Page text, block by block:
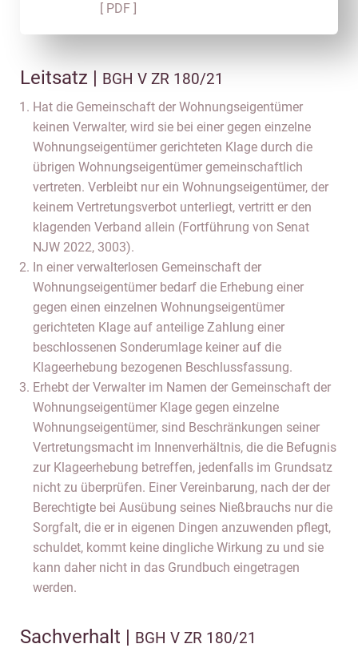
[ PDF ]
Leitsatz | BGH V ZR 180/21
Hat die Gemeinschaft der Wohnungseigentümer
keinen Verwalter, wird sie bei einer gegen einzelne
Wohnungseigentümer gerichteten Klage durch die
übrigen Wohnungseigentümer gemeinschaftlich
vertreten. Verbleibt nur ein Wohnungseigentümer, der
keinem Vertretungsverbot unterliegt, vertritt er den
klagenden Verband allein (Fortführung von Senat
NJW 2022, 3003).
In einer verwalterlosen Gemeinschaft der
Wohnungseigentümer bedarf die Erhebung einer
gegen einen einzelnen Wohnungseigentümer
gerichteten Klage auf anteilige Zahlung einer
beschlossenen Sonderumlage keiner auf die
Klageerhebung bezogenen Beschlussfassung.
Erhebt der Verwalter im Namen der Gemeinschaft der
Wohnungseigentümer Klage gegen einzelne
Wohnungseigentümer, sind Beschränkungen seiner
Vertretungsmacht im Innenverhältnis, die die Befugnis
zur Klageerhebung betreffen, jedenfalls im Grundsatz
nicht zu überprüfen. Einer Vereinbarung, nach der der
Berechtigte bei Ausübung seines Nießbrauchs nur die
Sorgfalt, die er in eigenen Dingen anzuwenden pflegt,
schuldet, kommt keine dingliche Wirkung zu und sie
kann daher nicht in das Grundbuch eingetragen
werden.
Sachverhalt | BGH V ZR 180/21